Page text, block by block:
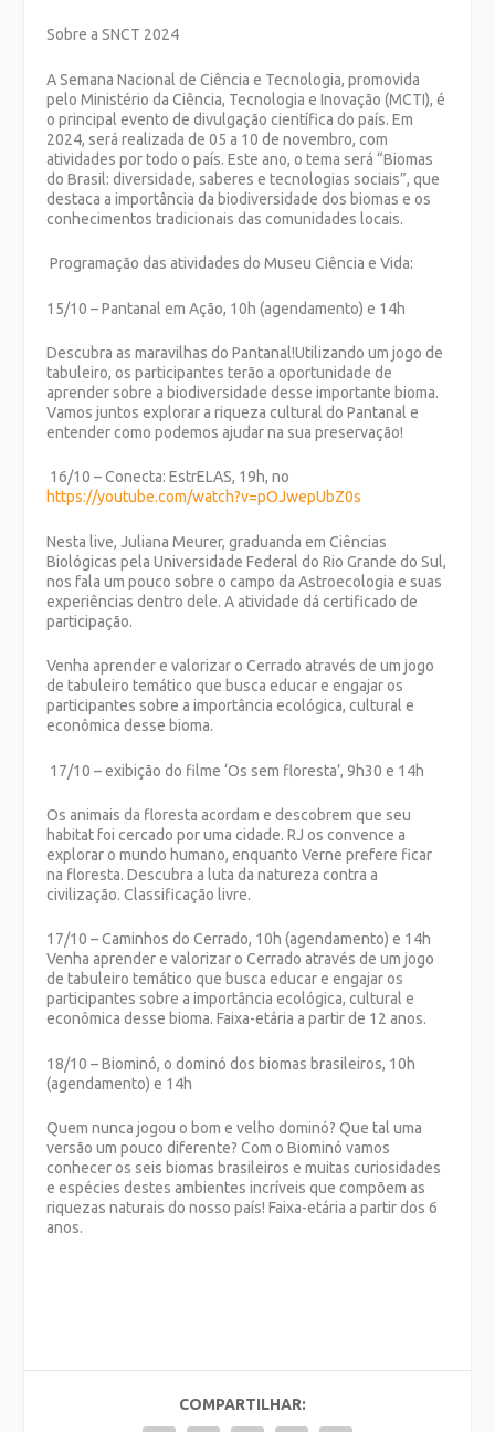
Sobre a SNCT 2024
A Semana Nacional de Ciência e Tecnologia, promovida
pelo Ministério da Ciência, Tecnologia e Inovação (MCTI), é
o principal evento de divulgação científica do país. Em
2024, será realizada de 05 a 10 de novembro, com
atividades por todo o país. Este ano, o tema será “Biomas
do Brasil: diversidade, saberes e tecnologias sociais”, que
destaca a importância da biodiversidade dos biomas e os
conhecimentos tradicionais das comunidades locais.
Programação das atividades do Museu Ciência e Vida:
15/10 – Pantanal em Ação, 10h (agendamento) e 14h
Descubra as maravilhas do Pantanal!Utilizando um jogo de
tabuleiro, os participantes terão a oportunidade de
aprender sobre a biodiversidade desse importante bioma.
Vamos juntos explorar a riqueza cultural do Pantanal e
entender como podemos ajudar na sua preservação!
16/10 – Conecta: EstrELAS, 19h, no
https://youtube.com/watch?v=pOJwepUbZ0s
Nesta live, Juliana Meurer, graduanda em Ciências
Biológicas pela Universidade Federal do Rio Grande do Sul,
nos fala um pouco sobre o campo da Astroecologia e suas
experiências dentro dele. A atividade dá certificado de
participação.
Venha aprender e valorizar o Cerrado através de um jogo
de tabuleiro temático que busca educar e engajar os
participantes sobre a importância ecológica, cultural e
econômica desse bioma.
17/10 – exibição do filme ‘Os sem floresta’, 9h30 e 14h
Os animais da floresta acordam e descobrem que seu
habitat foi cercado por uma cidade. RJ os convence a
explorar o mundo humano, enquanto Verne prefere ficar
na floresta. Descubra a luta da natureza contra a
civilização. Classificação livre.
17/10 – Caminhos do Cerrado, 10h (agendamento) e 14h
Venha aprender e valorizar o Cerrado através de um jogo
de tabuleiro temático que busca educar e engajar os
participantes sobre a importância ecológica, cultural e
econômica desse bioma. Faixa-etária a partir de 12 anos.
18/10 – Biominó, o dominó dos biomas brasileiros, 10h
(agendamento) e 14h
Quem nunca jogou o bom e velho dominó? Que tal uma
versão um pouco diferente? Com o Biominó vamos
conhecer os seis biomas brasileiros e muitas curiosidades
e espécies destes ambientes incríveis que compõem as
riquezas naturais do nosso país! Faixa-etária a partir dos 6
anos.
COMPARTILHAR: